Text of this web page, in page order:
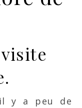
y a peu de